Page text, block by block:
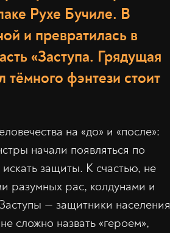
Рухе Бучиле. В
и превратилась в
«Заступа. Грядущая
тёмного фэнтези стоит
на «до» и «после»:
начали появляться по
защиты. К счастью, не
разумных рас, колдунами и
— защитники населения
сложно назвать «героем»,